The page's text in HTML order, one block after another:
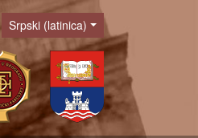
Language
Srpski (latinica)